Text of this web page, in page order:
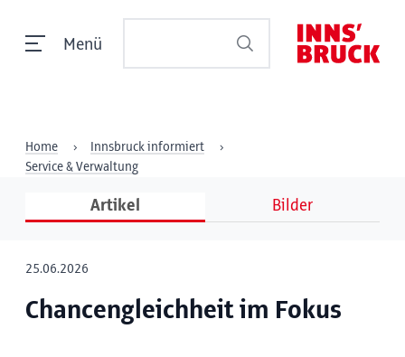
Menü
Home
Innsbruck informiert
Service & Verwaltung
Artikel Bilder
25.06.2026
Chancengleichheit im Fokus